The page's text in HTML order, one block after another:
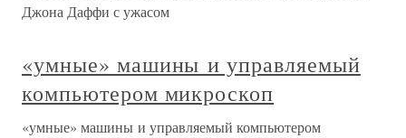
Джона Даффи с ужасом
«умные» машины и управляемый
компьютером микроскоп
«умные» машины и управляемый компьютером